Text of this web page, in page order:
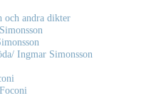
och andra dikter
Ingmar Simonsson